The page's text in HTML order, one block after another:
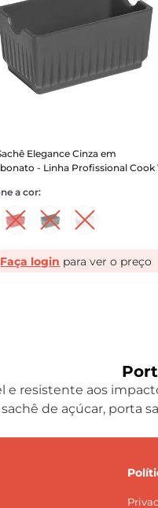
Elegance Cinza em
- Linha Profissional Cook
Faça login
e resistente aos
de açúcar, porta